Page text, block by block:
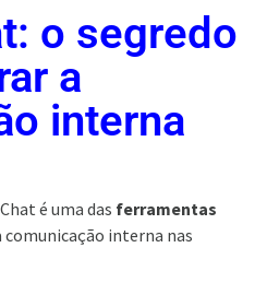
o segredo
a
interna
é uma das ferramentas
interna nas